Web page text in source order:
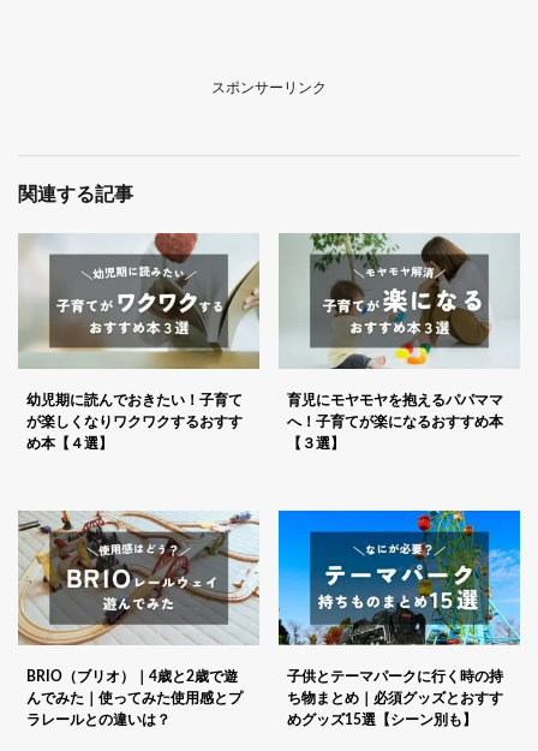
スポンサーリンク
関連する記事
幼児期に読んでおきたい！子育て
が楽しくなりワクワクするおすす
め本【４選】
育児にモヤモヤを抱えるパパママ
へ！子育てが楽になるおすすめ本
【３選】
BRIO（ブリオ）｜4歳と2歳で遊
んでみた｜使ってみた使用感とプ
ラレールとの違いは？
子供とテーマパークに行く時の持
ち物まとめ｜必須グッズとおすす
めグッズ15選【シーン別も】